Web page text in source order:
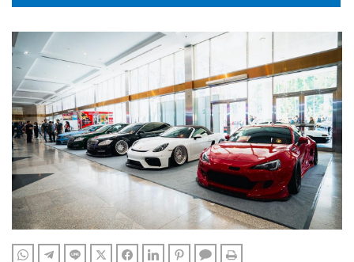
WHATSAPPTELEGRAM
LINE TWITTERFACEBOOKLINKEDINPINTERESTCOMMENTS